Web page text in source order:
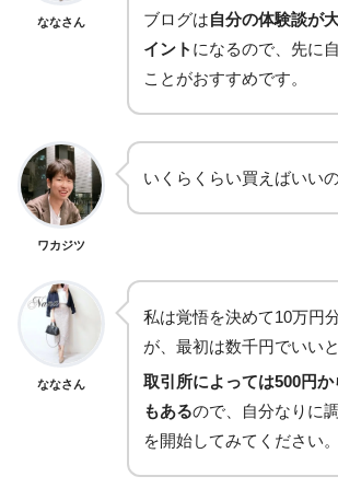
ななさん
ブログは自分の体験談が
イント になるので、先に
ことがおすすめです。
ワカジツ
いくらくらい買えばいい
ななさん
私は覚悟を決めて10万円
が、最初は数千円でいい
取引所によっては500円
もあるので、自分なりに
を開始してみてください。